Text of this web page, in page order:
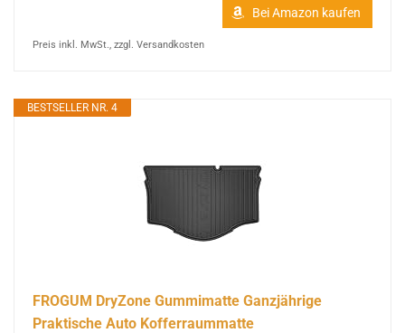
Bei Amazon kaufen
Preis inkl. MwSt., zzgl. Versandkosten
BESTSELLER NR. 4
FROGUM DryZone Gummimatte Ganzjährige
Praktische Auto Kofferraummatte